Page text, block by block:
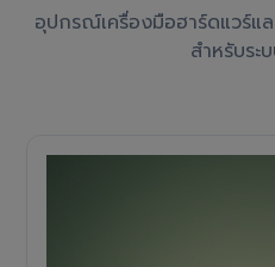
อุปกรณ์เครื่องมือฮาร์ดแวร์
สำหรับระ